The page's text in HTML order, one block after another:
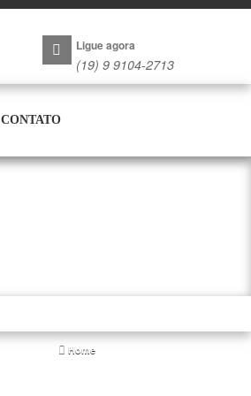
Ligue agora
(19) 9 9104-2713
CONTATO
Home